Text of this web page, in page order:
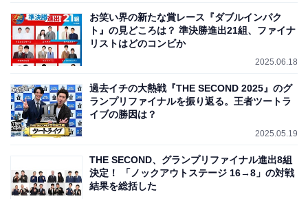
お笑い界の新たな賞レース『ダブルインパク
ト』の見どころは？ 準決勝進出21組、ファイナ
リストはどのコンビか
2025.06.18
過去イチの大熱戦『THE SECOND 2025』のグ
ランプリファイナルを振り返る。王者ツートラ
イブの勝因は？
2025.05.19
THE SECOND、グランプリファイナル進出8組
決定！ 「ノックアウトステージ 16→8」の対戦
結果を総括した